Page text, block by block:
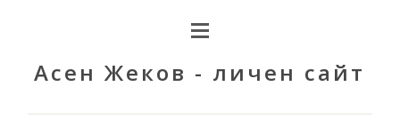
Асен Жеков - личен сайт